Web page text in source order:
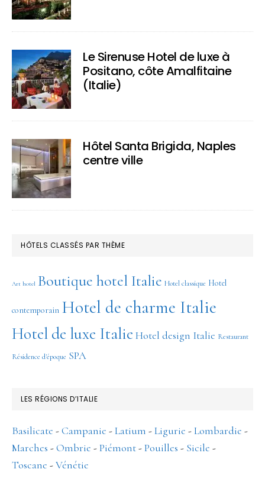
Le Sirenuse Hotel de luxe à
Positano, côte Amalfitaine
(Italie)
Hôtel Santa Brigida, Naples
centre ville
HÔTELS CLASSÉS PAR THÈME
Art hotel Boutique hotel Italie Hotel classique Hotel
contemporain Hotel de charme Italie
Hotel de luxe Italie Hotel design Italie Restaurant
Résidence d'époque SPA
LES RÉGIONS D’ITALIE
Basilicate -Campanie -Latium -Ligurie -Lombardie -
Marches -Ombrie -Piémont-Pouilles - Sicile -
Toscane -Vénétie